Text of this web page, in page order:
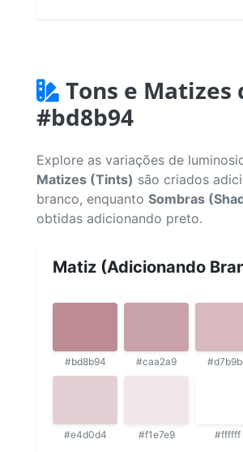
Tons e Matizes
#bd8b94
Explore as variações de
Matizes (Tints) são criados
branco, enquanto Sombras
obtidas adicionando preto.
Matiz (Adicionando
#bd8b94 #caa2a9
#e4d0d4 #f1e7e9 #ffffff